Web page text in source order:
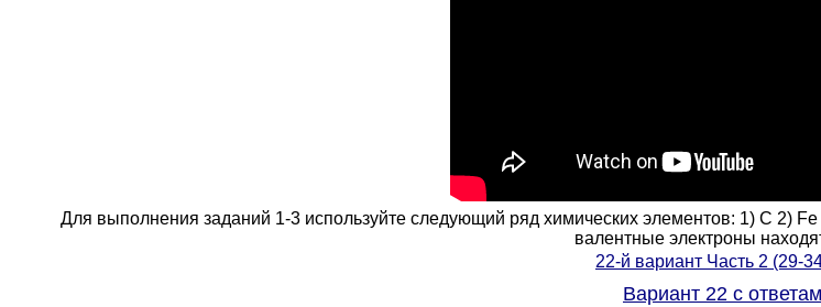
Для выполнения заданий 1-3 используйте следующий ряд химических элементов: 1) С 2)
валентные электроны
22-й вариант Часть 2 (29-
Вариант 22 с